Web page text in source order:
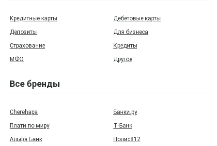
Кредитные карты
Дебетовые карты
Депозиты
Для бизнеса
Страхование
Кредиты
МФО
Другое
Все бренды
Cherehapa
Банки.ру
Плати по миру
Т‑Банк
Альфа Банк
Полис812